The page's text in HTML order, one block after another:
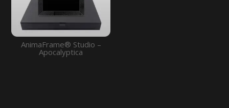
AnimaFrame® Studio –
Apocalyptica